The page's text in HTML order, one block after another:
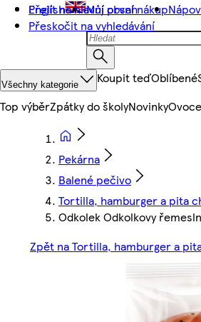
Přejít na hlavní obsah
Přeskočit na vyhledávání
English Můj první nákup
Všechny kategorie Koupit teďOblíbené
Top výběrZpátky do školyNovinky
Pekárna
Balené pečivo
Tortilla, hamburger a pita
Odkolek Odkolkovy
Zpět na Tortilla, hamburger a